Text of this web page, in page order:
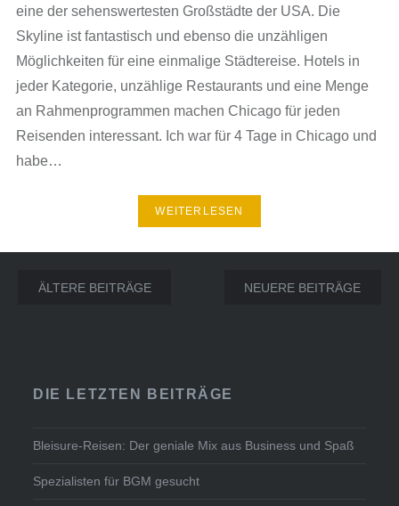
eine der sehenswertesten Großstädte der USA. Die
Skyline ist fantastisch und ebenso die unzähligen
Möglichkeiten für eine einmalige Städtereise. Hotels in
jeder Kategorie, unzählige Restaurants und eine Menge
an Rahmenprogrammen machen Chicago für jeden
Reisenden interessant. Ich war für 4 Tage in Chicago und
habe…
WEITERLESEN
Beitrags-
ÄLTERE BEITRÄGE NEUERE BEITRÄGE
DIE LETZTEN BEITRÄGE
Bleisure-Reisen: Der geniale Mix aus Business und Spaß
Spezialisten für BGM gesucht